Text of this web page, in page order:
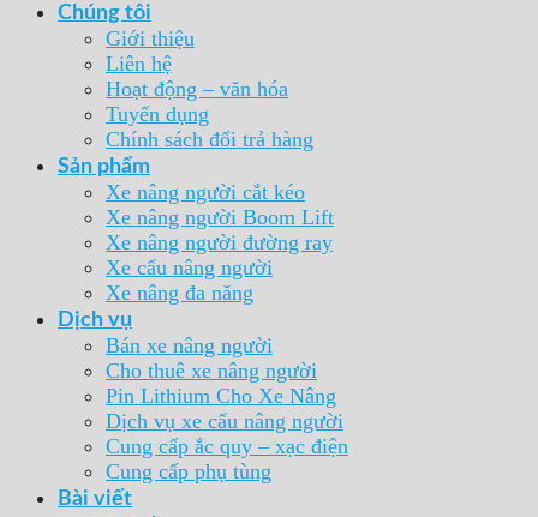
Chúng tôi
Giới thiệu
Liên hệ
Hoạt động – văn hóa
Tuyển dụng
Chính sách đổi trả hàng
Sản phẩm
Xe nâng người cắt kéo
Xe nâng người Boom Lift
Xe nâng người đường ray
Xe cẩu nâng người
Xe nâng đa năng
Dịch vụ
Bán xe nâng người
Cho thuê xe nâng người
Pin Lithium Cho Xe Nâng
Dịch vụ xe cẩu nâng người
Cung cấp ắc quy – xạc điện
Cung cấp phụ tùng
Bài viết